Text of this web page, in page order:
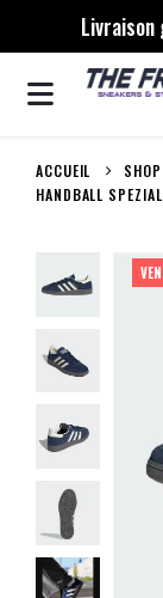
ACCUEIL SHOP
HANDBALL SPEZIAL